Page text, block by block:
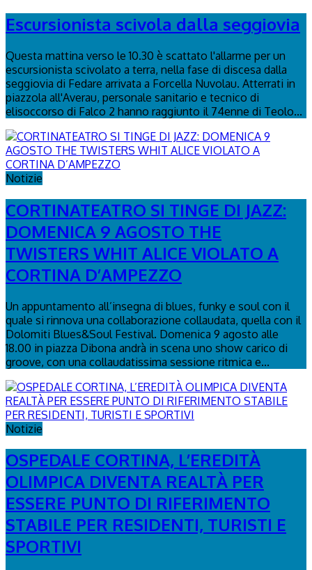
Escursionista scivola dalla seggiovia
Questa mattina verso le 10.30 è scattato l'allarme per un
escursionista scivolato a terra, nella fase di discesa dalla
seggiovia di Fedare arrivata a Forcella Nuvolau. Atterrati in
piazzola all'Averau, personale sanitario e tecnico di
elisoccorso di Falco 2 hanno raggiunto il 74enne di Teolo...
Notizie
CORTINATEATRO SI TINGE DI JAZZ:
DOMENICA 9 AGOSTO THE
TWISTERS WHIT ALICE VIOLATO A
CORTINA D’AMPEZZO
Un appuntamento all’insegna di blues, funky e soul con il
quale si rinnova una collaborazione collaudata, quella con il
Dolomiti Blues&Soul Festival. Domenica 9 agosto alle
18.00 in piazza Dibona andrà in scena uno show carico di
groove, con una collaudatissima sessione ritmica e...
Notizie
OSPEDALE CORTINA, L’EREDITÀ
OLIMPICA DIVENTA REALTÀ PER
ESSERE PUNTO DI RIFERIMENTO
STABILE PER RESIDENTI, TURISTI E
SPORTIVI